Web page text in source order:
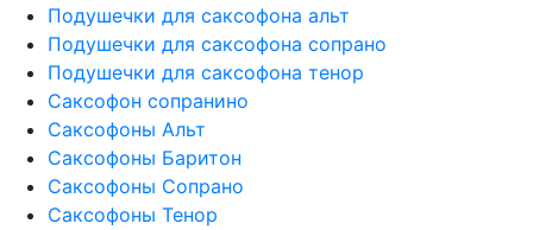
Подушечки для саксофона альт
Подушечки для саксофона сопрано
Подушечки для саксофона тенор
Саксофон сопранино
Саксофоны Альт
Саксофоны Баритон
Саксофоны Сопрано
Саксофоны Тенор